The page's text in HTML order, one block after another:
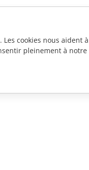
cookies nous aident
pleinement à